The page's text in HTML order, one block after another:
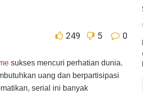
249 5 0
sukses mencuri perhatian dunia.
uang dan berpartisipasi
serial ini banyak